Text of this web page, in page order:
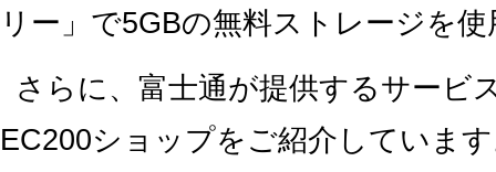
リー」で5GBの無料ストレージを
さらに、富士通が提供するサービ
EC200ショップをご紹介していま